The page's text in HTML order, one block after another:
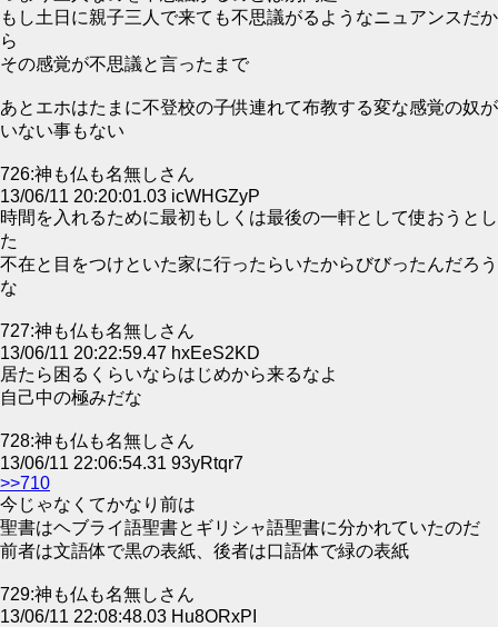
もし土日に親子三人で来ても不思議がるようなニュアンスだか
ら
その感覚が不思議と言ったまで
あとエホはたまに不登校の子供連れて布教する変な感覚の奴が
いない事もない
726:神も仏も名無しさん
13/06/11 20:20:01.03 icWHGZyP
時間を入れるために最初もしくは最後の一軒として使おうとし
た
不在と目をつけといた家に行ったらいたからびびったんだろう
な
727:神も仏も名無しさん
13/06/11 20:22:59.47 hxEeS2KD
居たら困るくらいならはじめから来るなよ
自己中の極みだな
728:神も仏も名無しさん
13/06/11 22:06:54.31 93yRtqr7
>>710
今じゃなくてかなり前は
聖書はヘブライ語聖書とギリシャ語聖書に分かれていたのだ
前者は文語体で黒の表紙、後者は口語体で緑の表紙
729:神も仏も名無しさん
13/06/11 22:08:48.03 Hu8ORxPI